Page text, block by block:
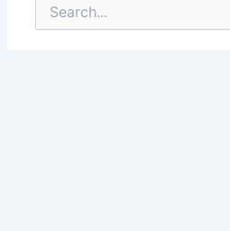
Cari
untuk: